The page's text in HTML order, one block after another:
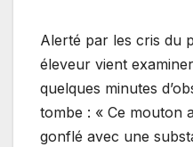
Alerté par les cris du
éleveur vient
quelques minutes
tombe : « Ce mouton
gonflé avec une